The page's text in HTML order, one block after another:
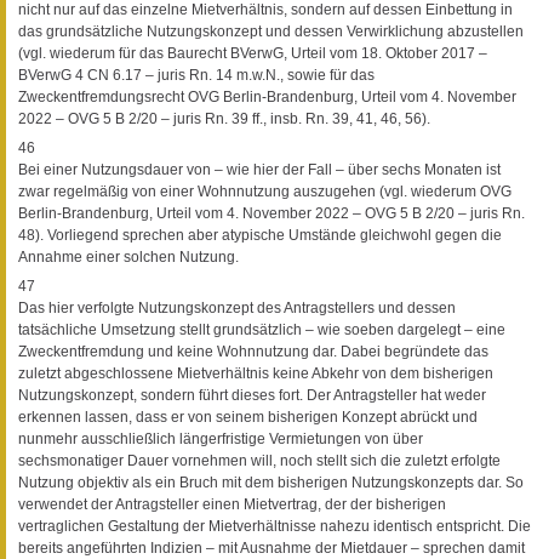
nicht nur auf das einzelne Mietverhältnis, sondern auf dessen Einbettung in
das grundsätzliche Nutzungskonzept und dessen Verwirklichung abzustellen
(vgl. wiederum für das Baurecht BVerwG, Urteil vom 18. Oktober 2017 –
BVerwG 4 CN 6.17 – juris Rn. 14 m.w.N., sowie für das
Zweckentfremdungsrecht OVG Berlin-Brandenburg, Urteil vom 4. November
2022 – OVG 5 B 2/20 – juris Rn. 39 ff., insb. Rn. 39, 41, 46, 56).
46
Bei einer Nutzungsdauer von – wie hier der Fall – über sechs Monaten ist
zwar regelmäßig von einer Wohnnutzung auszugehen (vgl. wiederum OVG
Berlin-Brandenburg, Urteil vom 4. November 2022 – OVG 5 B 2/20 – juris Rn.
48). Vorliegend sprechen aber atypische Umstände gleichwohl gegen die
Annahme einer solchen Nutzung.
47
Das hier verfolgte Nutzungskonzept des Antragstellers und dessen
tatsächliche Umsetzung stellt grundsätzlich – wie soeben dargelegt – eine
Zweckentfremdung und keine Wohnnutzung dar. Dabei begründete das
zuletzt abgeschlossene Mietverhältnis keine Abkehr von dem bisherigen
Nutzungskonzept, sondern führt dieses fort. Der Antragsteller hat weder
erkennen lassen, dass er von seinem bisherigen Konzept abrückt und
nunmehr ausschließlich längerfristige Vermietungen von über
sechsmonatiger Dauer vornehmen will, noch stellt sich die zuletzt erfolgte
Nutzung objektiv als ein Bruch mit dem bisherigen Nutzungskonzepts dar. So
verwendet der Antragsteller einen Mietvertrag, der der bisherigen
vertraglichen Gestaltung der Mietverhältnisse nahezu identisch entspricht. Die
bereits angeführten Indizien – mit Ausnahme der Mietdauer – sprechen damit